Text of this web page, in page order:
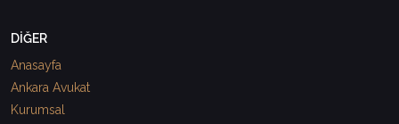
DİĞER
Anasayfa
Ankara Avukat
Kurumsal